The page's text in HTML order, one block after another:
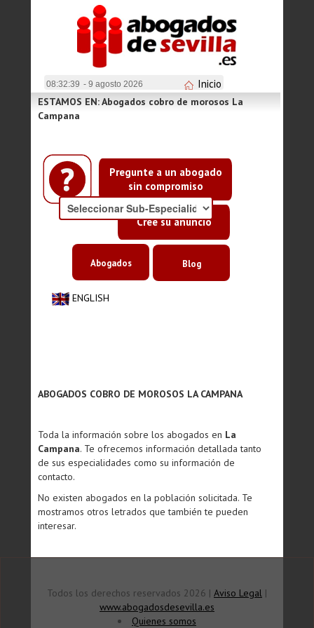
08:32:39 - 9 agosto 2026 Inicio
Pregunte a un abogado
sin compromiso
Cree su anuncio
ESTAMOS EN: Abogados cobro de morosos La
Campana
ENGLISH
Abogados Blog
ABOGADOS COBRO DE MOROSOS LA CAMPANA
Toda la información sobre los abogados en La
Campana. Te ofrecemos información detallada tanto
de sus especialidades como su información de
contacto.
No existen abogados en la población solicitada. Te
mostramos otros letrados que también te pueden
interesar.
Todos los derechos reservados 2026 | Aviso Legal |
www.abogadosdesevilla.es
Quienes somos